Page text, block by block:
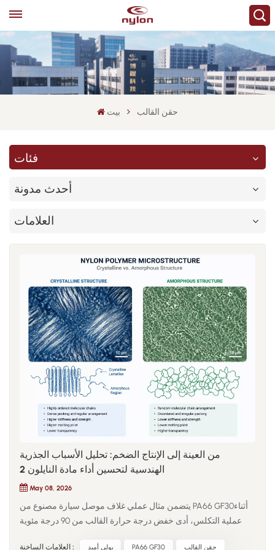
بيت حقن القالب
فئات
أحدث مدونة
العلامات
من العينة إلى الإنتاج الضخم: تحليل الأسباب الجذرية
الهندسية لتحسين أداء مادة النايلون 2
May 08, 2026
يتضمن مثال عملي غلاف موصل سيارة مصنوع من PA66 GF30أثناء
عملية التكلس، أدى خفض درجة حرارة القالب من 90 درجة مئوية
العلامات الساخنة : بولي أميد PA66 GF30 حقن القالب